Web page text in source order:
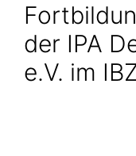
der IPA
e.V. im